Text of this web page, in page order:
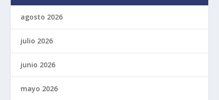
agosto 2026
julio 2026
junio 2026
mayo 2026